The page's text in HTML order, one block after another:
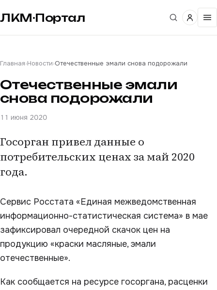
ЛКМ·Портал
Главная›Новости›Отечественные эмали снова подорожали
Отечественные эмали
снова подорожали
11 июня 2020
Госорган привел данные о
потребительских ценах за май 2020
года.
Сервис Росстата «Единая межведомственная
информационно-статистическая система» в мае
зафиксировал очередной скачок цен на
продукцию «краски масляные, эмали
отечественные».
Как сообщается на ресурсе госоргана, расценки